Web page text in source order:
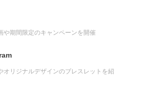
や期間限定のキャンペーンを開催
オリジナルデザインのブレスレットを紹